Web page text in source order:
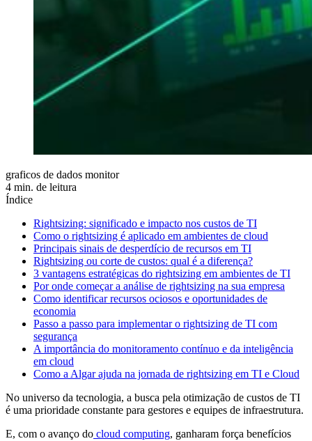
graficos de dados monitor
4 min. de leitura
Índice
Rightsizing: significado e impacto nos custos de TI
Como o rightsizing é aplicado em ambientes de cloud
Principais sinais de desperdício de recursos em TI
Rightsizing ou corte de custos: qual é a diferença?
3 vantagens estratégicas do rightsizing em ambientes de TI
Por onde começar a análise de rightsizing na sua empresa
Como identificar recursos ociosos e oportunidades de
economia
Passo a passo para implementar o rightsizing de TI com
segurança
A importância do monitoramento contínuo e da inteligência
em cloud
Como a Algar ajuda na jornada de rightsizing em TI e Cloud
No universo da tecnologia, a busca pela otimização de custos de TI
é uma prioridade constante para gestores e equipes de infraestrutura.
E, com o avanço do cloud computing, ganharam força benefícios